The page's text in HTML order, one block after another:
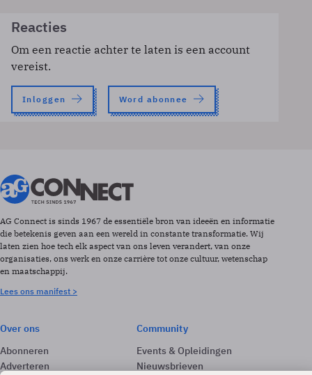
Reacties
Om een reactie achter te laten is een account
vereist.
Inloggen Word abonnee
AG Connect is sinds 1967 de essentiële bron van ideeën en informatie
die betekenis geven aan een wereld in constante transformatie. Wij
laten zien hoe tech elk aspect van ons leven verandert, van onze
organisaties, ons werk en onze carrière tot onze cultuur, wetenschap
en maatschappij.
Lees ons manifest >
Over ons
Abonneren
Adverteren
Community
Events & Opleidingen
Nieuwsbrieven